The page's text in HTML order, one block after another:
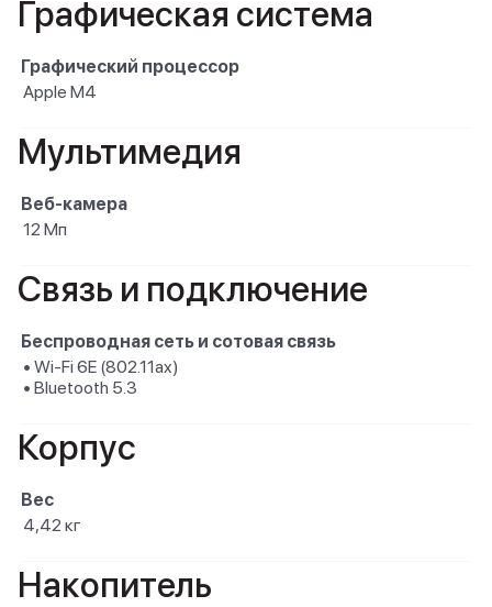
Графическая система
Графический процессор
Apple M4
Мультимедия
Веб-камера
12 Мп
Связь и подключение
Беспроводная сеть и сотовая связь
• Wi-Fi 6E (802.11ax)
• Bluetooth 5.3
Корпус
Вес
4,42 кг
Накопитель